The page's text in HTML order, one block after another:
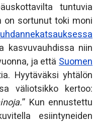
tuntuvia
on sortunut toki moni
kasvuvauhdissa niin
ja että Suomen
Hyytäväksi yhtälön
väliotsikko kertoo:
” Kun ennustettu
esiintyneiden